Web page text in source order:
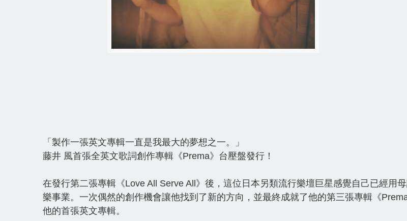
「製作一張英文專輯一直是我最大的夢想之一。」
藤井 風首張全英文歌詞創作專輯《Prema》台壓盤發行！
在發行第二張專輯《Love All Serve All》後，這位日本另類流行樂壇巨星感覺自己已經用
樂事業。一次偶然的創作機會讓他找到了新的方向，並最終成就了他的第三張專輯《
他的首張英文專輯。